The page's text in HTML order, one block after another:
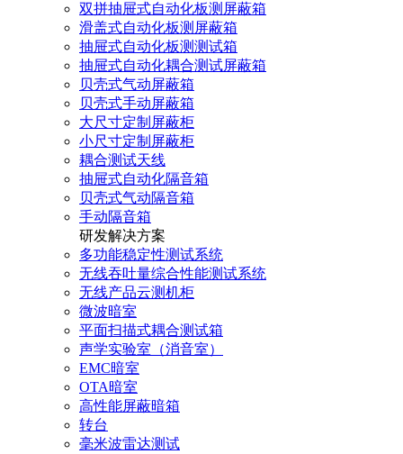
双拼抽屉式自动化板测屏蔽箱
滑盖式自动化板测屏蔽箱
抽屉式自动化板测测试箱
抽屉式自动化耦合测试屏蔽箱
贝壳式气动屏蔽箱
贝壳式手动屏蔽箱
大尺寸定制屏蔽柜
小尺寸定制屏蔽柜
耦合测试天线
抽屉式自动化隔音箱
贝壳式气动隔音箱
手动隔音箱
研发解决方案
多功能稳定性测试系统
无线吞吐量综合性能测试系统
无线产品云测机柜
微波暗室
平面扫描式耦合测试箱
声学实验室（消音室）
EMC暗室
OTA暗室
高性能屏蔽暗箱
转台
毫米波雷达测试